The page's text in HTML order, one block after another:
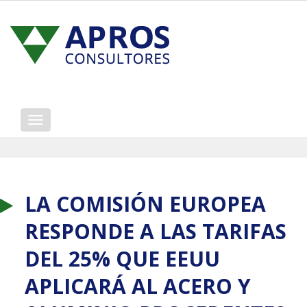
Mostrar/ocultar
LA COMISIÓN EUROPEA
RESPONDE A LAS TARIFAS
DEL 25% QUE EEUU
APLICARÁ AL ACERO Y